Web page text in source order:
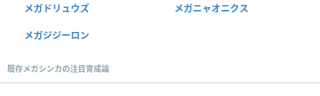
メガドリュウズ メガニャオニクス
メガジジーロン
既存メガシンカの注目育成論